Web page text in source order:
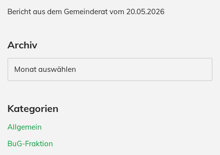
Bericht aus dem Gemeinderat vom 20.05.2026
Archiv
Kategorien
Allgemein
BuG-Fraktion